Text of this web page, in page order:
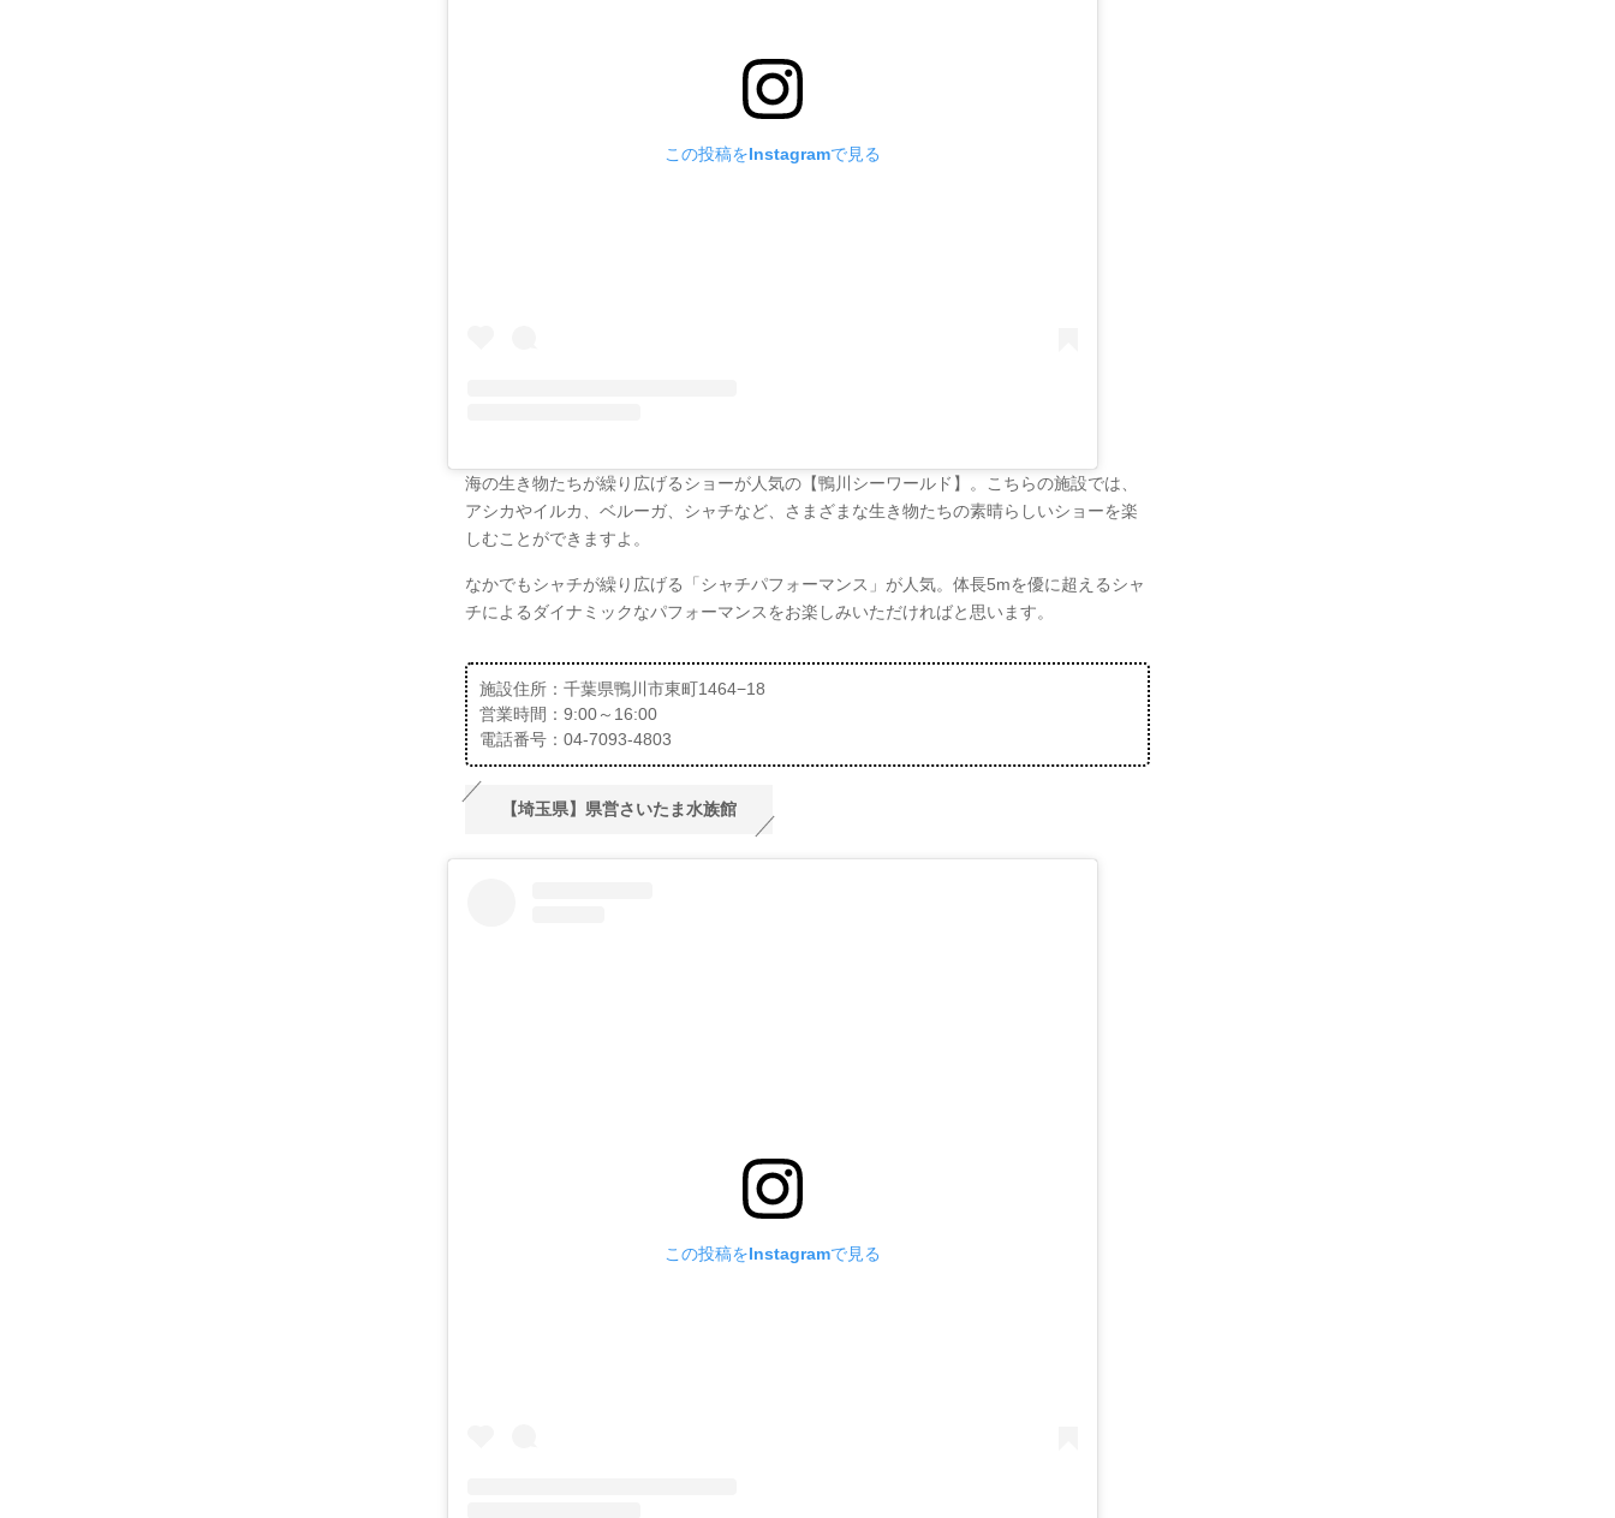
この投稿をInstagramで見る
海の生き物たちが繰り広げるショーが人気の【鴨川シーワールド】。こちらの施設では、
アシカやイルカ、ベルーガ、シャチなど、さまざまな生き物たちの素晴らしいショーを楽
しむことができますよ。
なかでもシャチが繰り広げる「シャチパフォーマンス」が人気。体長5mを優に超えるシャ
チによるダイナミックなパフォーマンスをお楽しみいただければと思います。
施設住所：千葉県鴨川市東町1464−18
営業時間：9:00～16:00
電話番号：04-7093-4803
【埼玉県】県営さいたま水族館
この投稿をInstagramで見る